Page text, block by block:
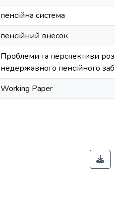
пенсійна система
пенсійний внесок
Проблеми та перспективи
недержавного пенсійного
Working Paper